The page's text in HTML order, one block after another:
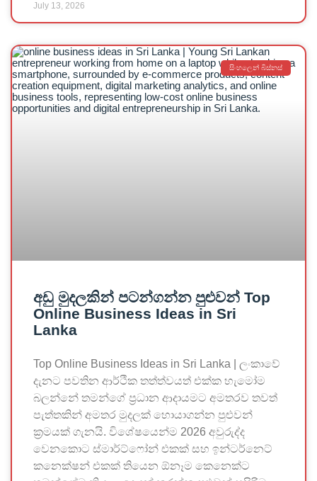
July 13, 2026
සිංහලෙන් බිස්නස්
අඩු මුදලකින් පටන්ගන්න පුළුවන් Top
Online Business Ideas in Sri
Lanka
Top Online Business Ideas in Sri Lanka | ලංකාවේ
දැනට පවතින ආර්ථික තත්ත්වයත් එක්ක හැමෝම
බලන්නේ තමන්ගේ ප්‍රධාන ආදායමට අමතරව තවත්
පැත්තකින් අමතර මුදලක් හොයාගන්න පුළුවන්
ක්‍රමයක් ගැනයි. විශේෂයෙන්ම 2026 අවුරුද්ද
වෙනකොට ස්මාර්ට්ෆෝන් එකක් සහ ඉන්ටර්නෙට්
කනෙක්ෂන් එකක් තියෙන ඕනෑම කෙනෙක්ට